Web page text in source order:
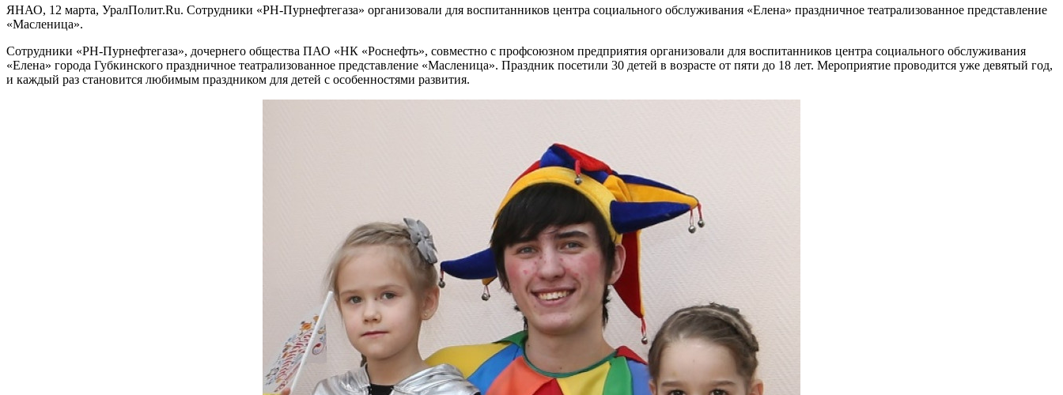
ЯНАО, 12 марта, УралПолит.Ru. Сотрудники «РН-Пурнефтегаза» организовали для воспитанников центра социального обслуживания «Елена» праздничное театрализованное представление
«Масленица».
Сотрудники «РН-Пурнефтегаза», дочернего общества ПАО «НК «Роснефть», совместно с профсоюзном предприятия организовали для воспитанников центра социального обслуживания
«Елена» города Губкинского праздничное театрализованное представление «Масленица». Праздник посетили 30 детей в возрасте от пяти до 18 лет. Мероприятие проводится уже девятый год,
и каждый раз становится любимым праздником для детей с особенностями развития.